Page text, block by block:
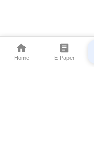
Home E-Paper